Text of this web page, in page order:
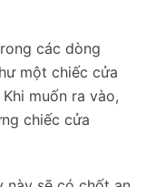
các dòng
một chiếc cửa
muốn ra vào,
chiếc cửa